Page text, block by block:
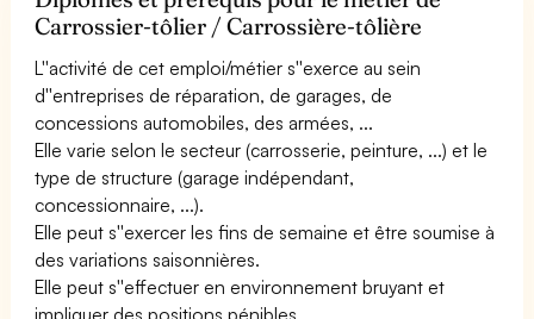
Carrossier-tôlier / Carrossière-tôlière
L''activité de cet emploi/métier s''exerce au sein
d''entreprises de réparation, de garages, de
concessions automobiles, des armées, ...
Elle varie selon le secteur (carrosserie, peinture, ...) et le
type de structure (garage indépendant,
concessionnaire, ...).
Elle peut s''exercer les fins de semaine et être soumise à
des variations saisonnières.
Elle peut s''effectuer en environnement bruyant et
impliquer des positions pénibles.